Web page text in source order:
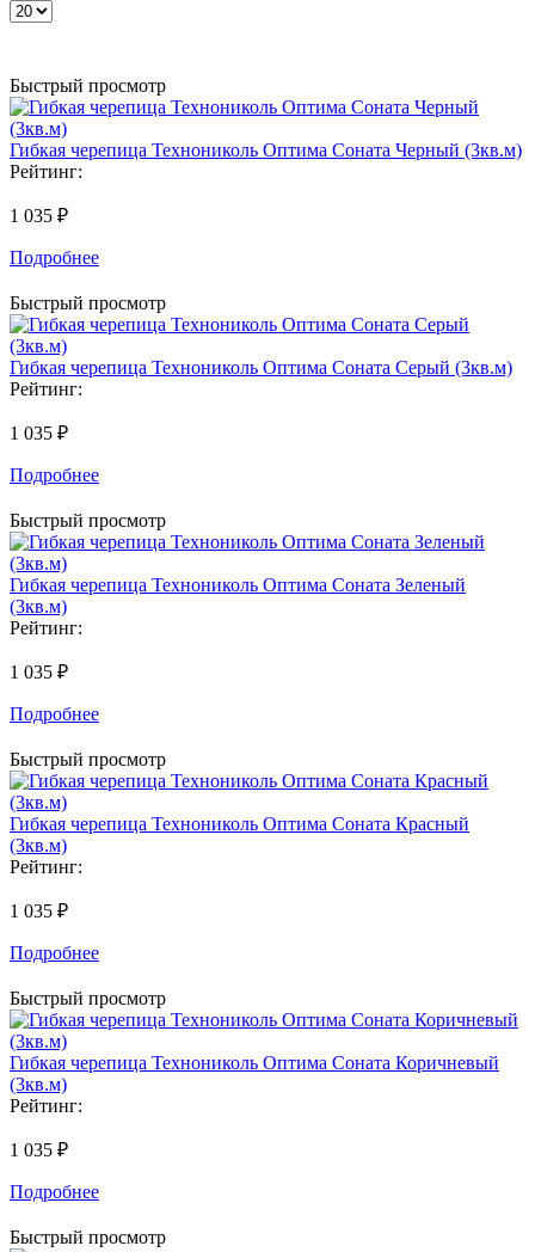
Быстрый просмотр
Гибкая черепица Технониколь Оптима Соната Черный (3кв.м)
Рейтинг:
1 035 ₽
Подробнее
Быстрый просмотр
Гибкая черепица Технониколь Оптима Соната Серый (3кв.м)
Рейтинг:
1 035 ₽
Подробнее
Быстрый просмотр
Гибкая черепица Технониколь Оптима Соната Зеленый
(3кв.м)
Рейтинг:
1 035 ₽
Подробнее
Быстрый просмотр
Гибкая черепица Технониколь Оптима Соната Красный
(3кв.м)
Рейтинг:
1 035 ₽
Подробнее
Быстрый просмотр
Гибкая черепица Технониколь Оптима Соната Коричневый
(3кв.м)
Рейтинг:
1 035 ₽
Подробнее
Быстрый просмотр